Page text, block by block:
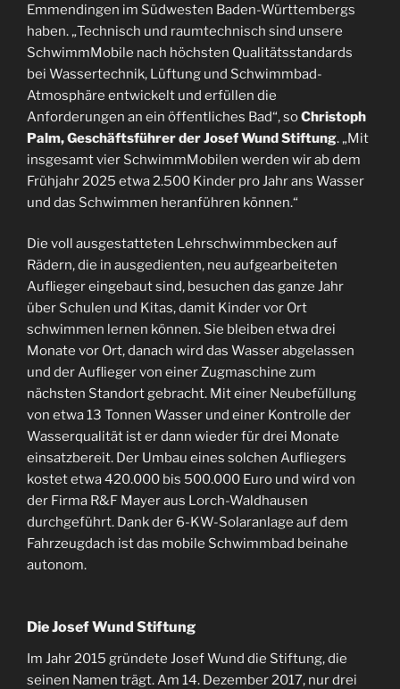
Emmendingen im Südwesten Baden-Württembergs
haben. „Technisch und raumtechnisch sind unsere
SchwimmMobile nach höchsten Qualitätsstandards
bei Wassertechnik, Lüftung und Schwimmbad-
Atmosphäre entwickelt und erfüllen die
Anforderungen an ein öffentliches Bad“, soChristoph
Palm, Geschäftsführer der Josef Wund Stiftung. „Mit
insgesamt vier SchwimmMobilen werden wir ab dem
Frühjahr 2025 etwa 2.500 Kinder pro Jahr ans Wasser
und das Schwimmen heranführen können.“
Die voll ausgestatteten Lehrschwimmbecken auf
Rädern, die in ausgedienten, neu aufgearbeiteten
Auflieger eingebaut sind, besuchen das ganze Jahr
über Schulen und Kitas, damit Kinder vor Ort
schwimmen lernen können. Sie bleiben etwa drei
Monate vor Ort, danach wird das Wasser abgelassen
und der Auflieger von einer Zugmaschine zum
nächsten Standort gebracht. Mit einer Neubefüllung
von etwa 13 Tonnen Wasser und einer Kontrolle der
Wasserqualität ist er dann wieder für drei Monate
einsatzbereit. Der Umbau eines solchen Aufliegers
kostet etwa 420.000 bis 500.000 Euro und wird von
der Firma R&F Mayer aus Lorch-Waldhausen
durchgeführt. Dank der 6-KW-Solaranlage auf dem
Fahrzeugdach ist das mobile Schwimmbad beinahe
autonom.
Die Josef Wund Stiftung
Im Jahr 2015 gründete Josef Wund die Stiftung, die
seinen Namen trägt. Am 14. Dezember 2017, nur drei